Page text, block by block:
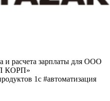
и расчета зарплаты для ООО
КОРП»
1с #автоматизация